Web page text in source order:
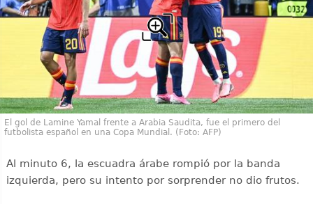
El gol de Lamine Yamal frente a Arabia Saudita, fue el primero del
futbolista español en una Copa Mundial. (Foto: AFP)
Al minuto 6, la escuadra árabe rompió por la banda
izquierda, pero su intento por sorprender no dio frutos.